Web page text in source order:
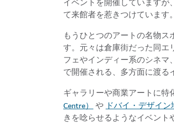
イベントを開催しています
て来館者を惹きつけています。
もうひとつのアートの名物ス
す。元々は倉庫街だった同エ
フェやインディー系のシネマ
で開催される、多方面に渡る
ギャラリーや商業アートに特
Centre）やドバイ・デザイン
きを唸らせるようなイベント